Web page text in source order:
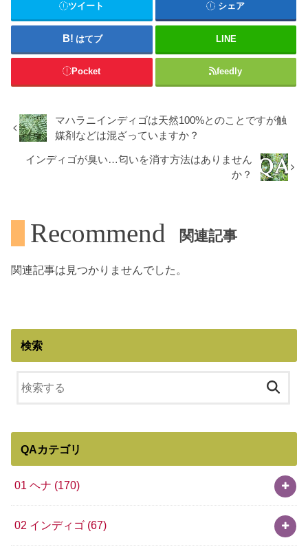
ツイート シェア
はてブ LINE
Pocket feedly
マハラニインディゴは天然100%とのことですが触
媒剤などは混ざっていますか？
インディゴが臭い…匂いを消す方法はありません
か？
Recommend 関連記事
関連記事は見つかりませんでした。
検索
QAカテゴリ
01 ヘナ (170)
02 インディゴ (67)